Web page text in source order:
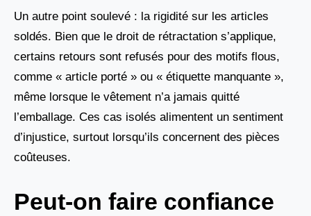
Un autre point soulevé : la rigidité sur les articles
soldés. Bien que le droit de rétractation s’applique,
certains retours sont refusés pour des motifs flous,
comme « article porté » ou « étiquette manquante »,
même lorsque le vêtement n’a jamais quitté
l’emballage. Ces cas isolés alimentent un sentiment
d’injustice, surtout lorsqu’ils concernent des pièces
coûteuses.
Peut-on faire confiance